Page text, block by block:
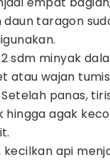
daun taragon
sdm minyak
atau wajan
panas,
hingga agak
kecilkan api